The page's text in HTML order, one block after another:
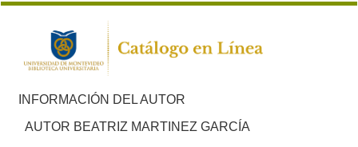
INFORMACIÓN DEL AUTOR
AUTOR BEATRIZ MARTINEZ GARCÍA